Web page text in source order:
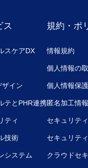
ス
スケアDX
ザイン
テとPHR連携
ティ
技術
システム
規約・ポ
情報規約
個人情報の
個人情報保
匿名加工情
セキュリテ
セキュリテ
クラウドセ